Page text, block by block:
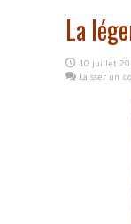
La
10 juillet
Laisser un